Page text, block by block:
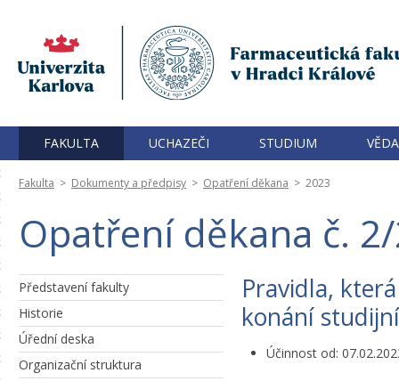
FAKULTA UCHAZEČI STUDIUM
Fakulta > Dokumenty a předpisy > Opatření děkana > 2023
Opatření děkana č.
Představení fakulty
Historie
Úřední deska
Organizační struktura
Pravidla,
konání
Účinnost od: